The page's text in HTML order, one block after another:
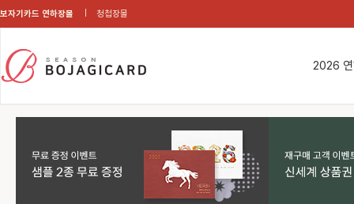
보자기카드 연하장몰 청첩장몰
2026